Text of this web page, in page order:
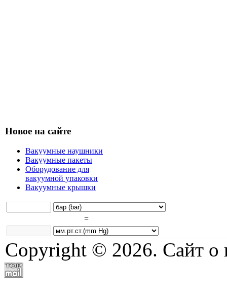
Новое на сайте
Вакуумные наушники
Вакуумные пакеты
Оборудование для
вакуумной упаковки
Вакуумные крышки
=
Copyright © 2026. Сайт о